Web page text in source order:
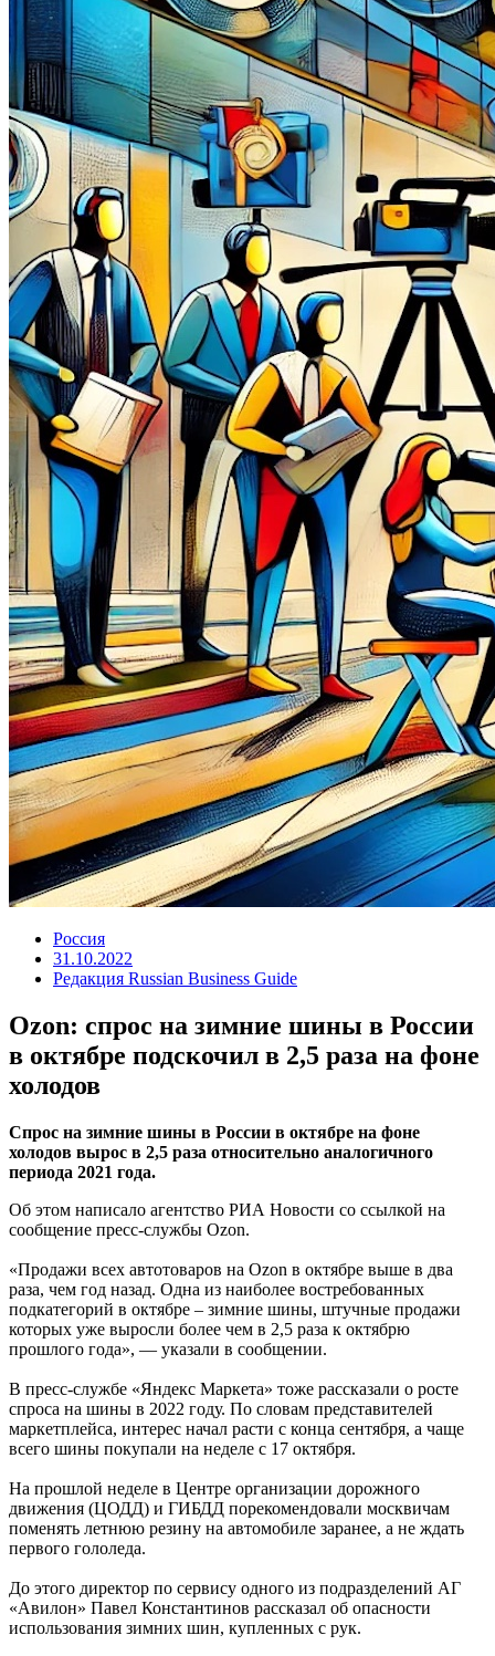
Россия
31.10.2022
Редакция Russian Business Guide
Ozon: спрос на зимние шины в России
в октябре подскочил в 2,5 раза на фоне
холодов
Спрос на зимние шины в России в октябре на фоне
холодов вырос в 2,5 раза относительно аналогичного
периода 2021 года.
Об этом написало агентство РИА Новости со ссылкой на
сообщение пресс-службы Ozon.
«Продажи всех автотоваров на Ozon в октябре выше в два
раза, чем год назад. Одна из наиболее востребованных
подкатегорий в октябре – зимние шины, штучные продажи
которых уже выросли более чем в 2,5 раза к октябрю
прошлого года», — указали в сообщении.
В пресс-службе «Яндекс Маркета» тоже рассказали о росте
спроса на шины в 2022 году. По словам представителей
маркетплейса, интерес начал расти с конца сентября, а чаще
всего шины покупали на неделе с 17 октября.
На прошлой неделе в Центре организации дорожного
движения (ЦОДД) и ГИБДД порекомендовали москвичам
поменять летнюю резину на автомобиле заранее, а не ждать
первого гололеда.
До этого директор по сервису одного из подразделений АГ
«Авилон» Павел Константинов рассказал об опасности
использования зимних шин, купленных с рук.